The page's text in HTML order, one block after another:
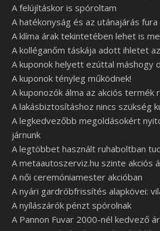
A felújításkor is spóroltam
A hatékonyság és az utánajárás
A klíma árak tekintetében lehet is
A kolléganőm táskája adott ihletet
A kuponok helyett ezúttal máshogy
A kuponok tényleg működnek!
A kuponozók álma az akciós termék
A lakásbiztosításhoz nincs szükség
A legkedvezőbb megoldásokért
járnunk
A legtöbbet használt ruhaboltban
A metaautoszerviz.hu szinte akciós
A női ceremóniamester akcióban
A nyári gardróbfrissítés alapkövei:
A nyílászárók pénzt spórolnak
A Pannon Fuvar 2000-nél kedvező